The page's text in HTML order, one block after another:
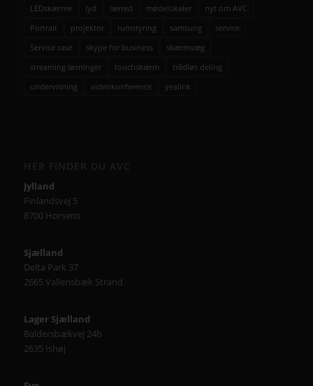
LEDskærme
lyd lærred mødelokaler
nyt om AVC
Portrait
projektor rumstyring samsung
service
Service case
skype for business
skærmvæg
streaming løsninger
touchskærm
trådløs deling
undervisning
videokonference yealink
Jylland
Finlandsvej 5
8700 Horsens
Sjælland
Delta Park 37
2665 Vallensbæk Strand
Lager Sjælland
Baldersbækvej 24b
2635 Ishøj